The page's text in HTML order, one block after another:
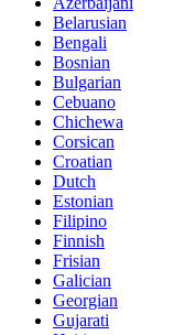
Belarusian
Bengali
Bosnian
Bulgarian
Cebuano
Chichewa
Corsican
Croatian
Dutch
Estonian
Filipino
Finnish
Frisian
Galician
Georgian
Gujarati